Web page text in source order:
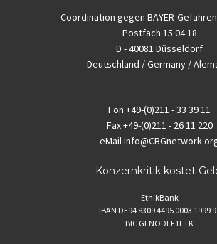
Coordination gegen BAYER-Gefahren
Postfach 15 04 18
D - 40081 Düsseldorf
Deutschland / Germany /
Fon +49-(0)211 - 33 39 11
Fax+49-(0)211 - 26 11 220
eMail
Konzernkritik kostet
EthikBank
IBAN DE94 8309 4495 0003 1999
BIC GENODEF1ETK